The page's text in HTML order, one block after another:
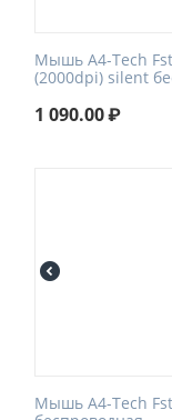
Мышь A4-Tech
(2000dpi) silent
1 090.00₽
Мышь A4-Tech